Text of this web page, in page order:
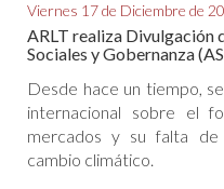
Viernes 17 de Diciembre de
ARLT realiza Divulgación
Sociales y Gobernanza
Desde hace un tiempo,
internacional sobre el
mercados y su falta
cambio climático.